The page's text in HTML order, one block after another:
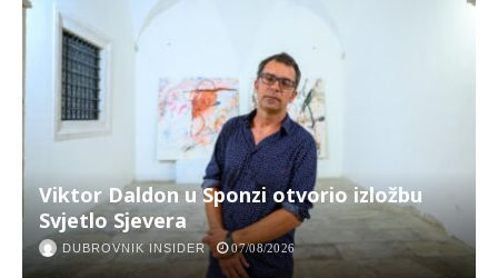
Viktor Daldon u Sponzi otvorio izložbu
Svjetlo Sjevera
DUBROVNIK INSIDER 07/08/2026